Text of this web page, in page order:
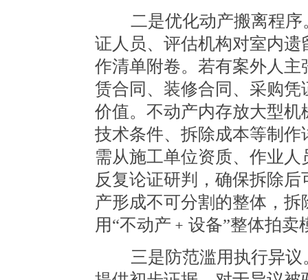
二是优化动产搬离程序
证人员、评估机构对室内
作清单附卷。若有案外人
赁合同、装修合同、采购
价值。不动产内存放大型
技术条件、拆除成本等制
需从施工单位资质、作业
反复论证研判，确保拆除
产形成不可分割的整体，
用“不动产﹢设备”整体拍卖
三是防范滥用执行异议